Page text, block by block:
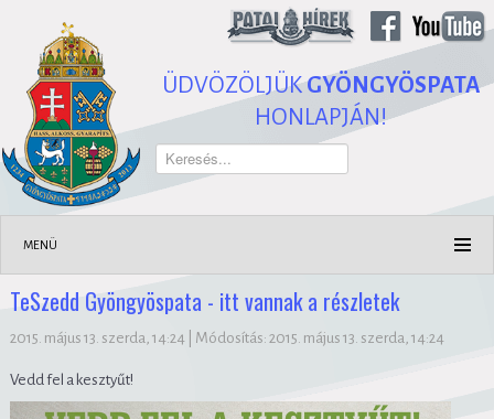
ÜDVÖZÖLJÜKGYÖNGYÖSPATA
HONLAPJÁN!
Keresés...
MENÜ
TeSzedd Gyöngyöspata - itt vannak a részletek
2015. május 13. szerda, 14:24 Módosítás: 2015. május 13. szerda, 14:24
Vedd fel a kesztyűt!